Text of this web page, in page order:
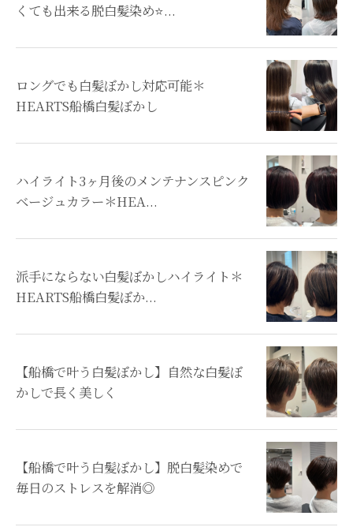
くても出来る脱白髪染め⭐...
ロングでも白髪ぼかし対応可能＊
HEARTS船橋白髪ぼかし
ハイライト3ヶ月後のメンテナンスピンク
ベージュカラー＊HEA...
派手にならない白髪ぼかしハイライト＊
HEARTS船橋白髪ぼか...
【船橋で叶う白髪ぼかし】自然な白髪ぼ
かしで長く美しく
【船橋で叶う白髪ぼかし】脱白髪染めで
毎日のストレスを解消◎